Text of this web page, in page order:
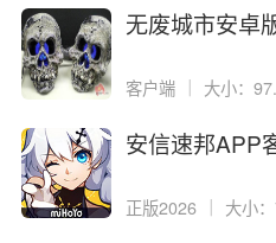
无废城市安卓
客户端 大小：
安信速邦APP
正版2026 ｜ 大小